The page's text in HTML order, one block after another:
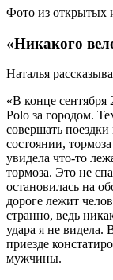
Фото из открытых
«Никакого
Наталья
«В конце сентября
Polo за городом.
совершать
состоянии,
увидела что-то
тормоза. Это не
остановилась на
дороге лежит
странно, ведь
удара я не
приезде
мужчины.